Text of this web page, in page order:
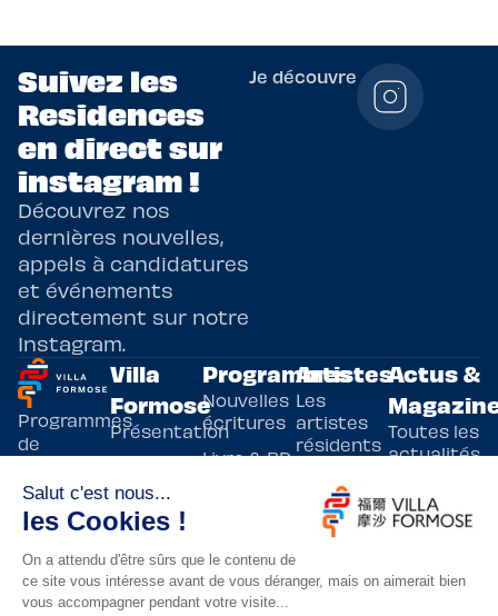
Suivez les
Residences
en direct sur
instagram !
Découvrez nos
dernières nouvelles,
appels à candidatures
et événements
directement sur notre
Instagram.
Je découvre
Programmes
de
artistiques
bilatérales,
entre la
France et
Taïwan.
Taipei,
Villa
Formose
Présentation
un artiste
résidence
Programmes
Nouvelles
écritures
Livre & BD
vivants
innovants
Nuit
Artistes
Les
artistes
résidents
Actus &
Toutes les
actualités